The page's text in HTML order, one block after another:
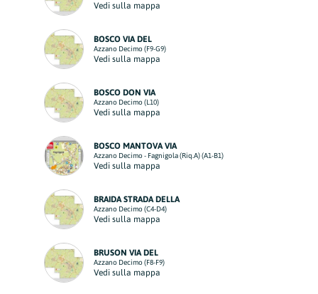
Vedi sulla mappa
BOSCO VIA DEL
Azzano Decimo (F9-G9)
Vedi sulla mappa
BOSCO DON VIA
Azzano Decimo (L10)
Vedi sulla mappa
BOSCO MANTOVA VIA
Azzano Decimo - Fagnigola (Riq.A) (A1-B1)
Vedi sulla mappa
BRAIDA STRADA DELLA
Azzano Decimo (C4-D4)
Vedi sulla mappa
BRUSON VIA DEL
Azzano Decimo (F8-F9)
Vedi sulla mappa